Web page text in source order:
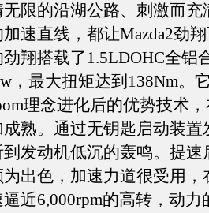
限的沿湖公路、刺激而充
速直线，都让Mazda2劲
翔搭载了1.5LDOHC全铝
，最大扭矩达到138Nm。
理念进化后的优势技术
熟。通过无钥匙启动装置
发动机低沉的轰鸣。提速
出色，加速力道很受用，
近6,000rpm的高转，动力